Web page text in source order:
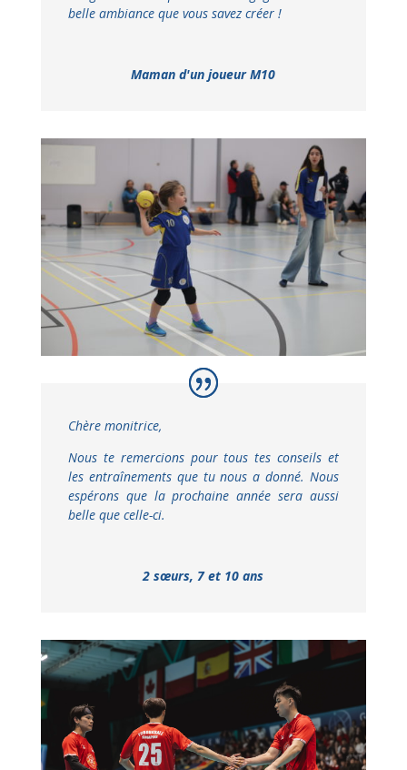
belle ambiance que vous savez créer !
Maman d'un joueur M10
Chère monitrice,
Nous te remercions pour tous tes conseils et
les entraînements que tu nous a donné.Nous
espérons que la prochaine année sera aussi
belle que celle-ci.
2 sœurs, 7 et 10 ans